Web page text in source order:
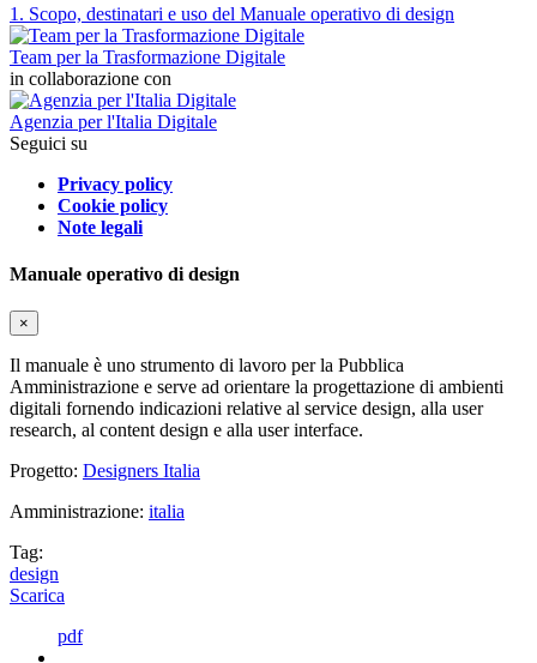
1. Scopo, destinatari e uso del Manuale operativo di design
Team per la Trasformazione Digitale
in collaborazione con
Agenzia per l'Italia Digitale
Seguici su
Privacy policy
Cookie policy
Note legali
Manuale operativo di design
×
Il manuale è uno strumento di lavoro per la Pubblica
Amministrazione e serve ad orientare la progettazione di ambienti
digitali fornendo indicazioni relative al service design, alla user
research, al content design e alla user interface.
Progetto: Designers Italia
Amministrazione: italia
Tag:
design
Scarica
pdf